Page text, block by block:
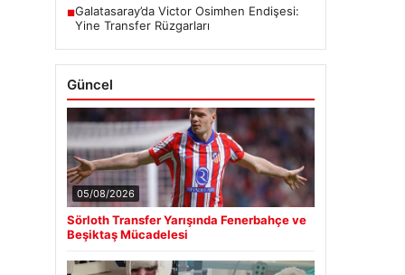
■Galatasaray’da Victor Osimhen Endişesi:
Yine Transfer Rüzgarları
Güncel
05/08/2026
Sörloth Transfer Yarışında Fenerbahçe ve
Beşiktaş Mücadelesi